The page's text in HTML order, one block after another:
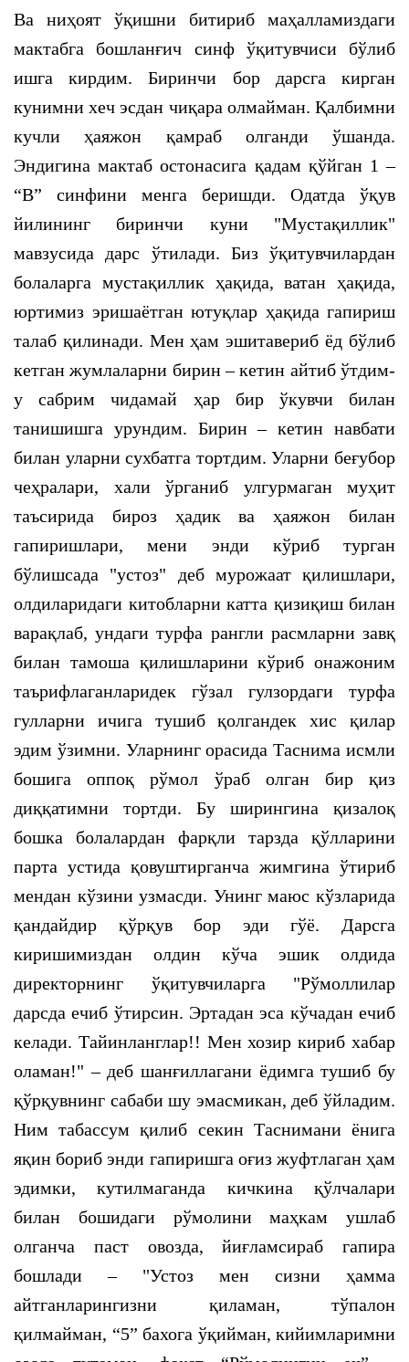
Ва ниҳоят ўқишни битириб маҳалламиздаги
мактабга бошланғич синф ўқитувчиси бўлиб
ишга кирдим. Биринчи бор дарсга кирган
кунимни хеч эсдан чиқара олмайман. Қалбимни
кучли ҳаяжон қамраб олганди ўшанда.
Эндигина мактаб остонасига қадам қўйган 1 –
“В” синфини менга беришди. Одатда ўқув
йилининг биринчи куни "Мустақиллик"
мавзусида дарс ўтилади. Биз ўқитувчилардан
болаларга мустақиллик ҳақида, ватан ҳақида,
юртимиз эришаётган ютуқлар ҳақида гапириш
талаб қилинади. Мен ҳам эшитавериб ёд бўлиб
кетган жумлаларни бирин – кетин айтиб ўтдим-
у сабрим чидамай ҳар бир ўкувчи билан
танишишга урундим. Бирин – кетин навбати
билан уларни сухбатга тортдим. Уларни беғубор
чеҳралари, хали ўрганиб улгурмаган муҳит
таъсирида бироз ҳадик ва ҳаяжон билан
гапиришлари, мени энди кўриб турган
бўлишсада "устоз" деб мурожаат қилишлари,
олдиларидаги китобларни катта қизиқиш билан
варақлаб, ундаги турфа рангли расмларни завқ
билан тамоша қилишларини кўриб онажоним
таърифлаганларидек гўзал гулзордаги турфа
гулларни ичига тушиб қолгандек хис қилар
эдим ўзимни. Уларнинг орасида Таснима исмли
бошига оппоқ рўмол ўраб олган бир қиз
диққатимни тортди. Бу ширингина қизалоқ
бошка болалардан фарқли тарзда қўлларини
парта устида қовуштирганча жимгина ўтириб
мендан кўзини узмасди. Унинг маюс кўзларида
қандайдир қўрқув бор эди гўё. Дарсга
киришимиздан олдин кўча эшик олдида
директорнинг ўқитувчиларга "Рўмоллилар
дарсда ечиб ўтирсин. Эртадан эса кўчадан ечиб
келади. Тайинланглар!! Мен хозир кириб хабар
оламан!" – деб шанғиллагани ёдимга тушиб бу
қўрқувнинг сабаби шу эмасмикан, деб ўйладим.
Ним табассум қилиб секин Таснимани ёнига
яқин бориб энди гапиришга оғиз жуфтлаган ҳам
эдимки, кутилмаганда кичкина қўлчалари
билан бошидаги рўмолини маҳкам ушлаб
олганча паст овозда, йиғламсираб гапира
бошлади – "Устоз мен сизни ҳамма
айтганларингизни қиламан, тўпалон
қилмайман, “5” бахога ўқийман, кийимларимни